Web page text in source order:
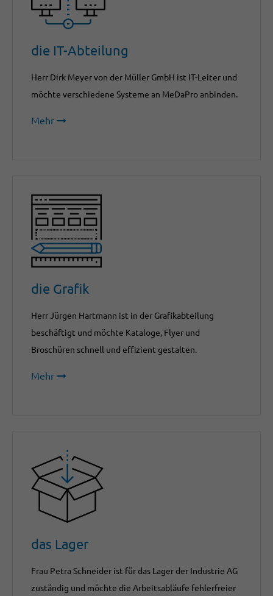
die IT-Abteilung
Herr Dirk Meyer von der Müller GmbH ist IT-Leiter und
möchte verschiedene Systeme an MeDaPro anbinden.
Mehr
die Grafik
Herr Jürgen Hartmann ist in der Grafikabteilung
beschäftigt und möchte Kataloge, Flyer und
Broschüren schnell und effizient gestalten.
Mehr
das Lager
Frau Petra Schneider ist für das Lager der Industrie AG
zuständig und möchte die Arbeitsabläufe fehlerfreier